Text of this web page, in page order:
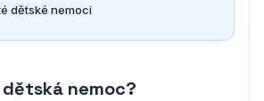
dětské nemoci
nemoc?